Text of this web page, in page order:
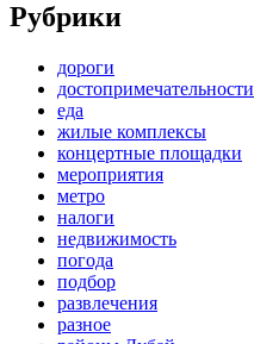
Рубрики
дороги
достопримечательности
еда
жилые комплексы
концертные площадки
мероприятия
метро
налоги
недвижимость
погода
подбор
развлечения
разное